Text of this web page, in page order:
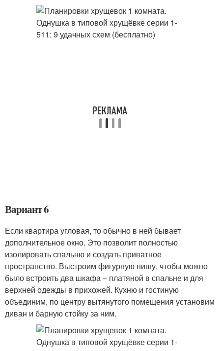
Вариант 6
Если квартира угловая, то обычно в ней бывает
дополнительное окно. Это позволит полностью
изолировать спальню и создать приватное
пространство. Выстроим фигурную нишу, чтобы можно
было встроить два шкафа – платяной в спальне и для
верхней одежды в прихожей. Кухню и гостиную
объединим, по центру вытянутого помещения установим
диван и барную стойку за ним.